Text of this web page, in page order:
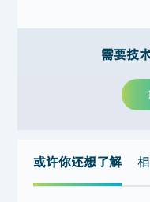
需要技
或许你还想了解